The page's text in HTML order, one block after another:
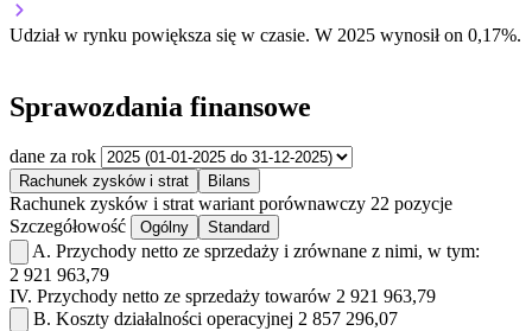
Udział w rynku powiększa się w czasie. W 2025 wynosił on 0,17%.
Sprawozdania finansowe
dane za rok
Rachunek zysków i strat Bilans
Rachunek zysków i strat wariant porównawczy 22 pozycje
Szczegółowość
Ogólny Standard
A. Przychody netto ze sprzedaży i zrównane z nimi, w tym:
2 921 963,79
IV. Przychody netto ze sprzedaży towarów 2 921 963,79
B. Koszty działalności operacyjnej 2 857 296,07